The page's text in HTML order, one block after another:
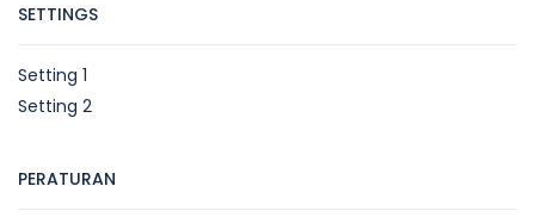
SETTINGS
Setting 1
Setting 2
PERATURAN